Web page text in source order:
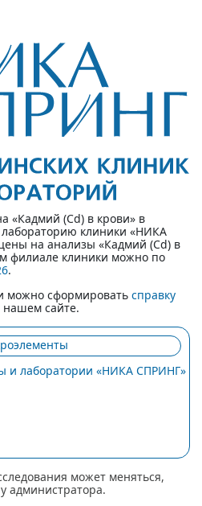
«Кадмий (Cd) в крови» в
клиники «НИКА
на анализы «Кадмий (Cd) в
филиале клиники можно по
.
можно сформировать справку
нашем сайте.
и лаборатории «НИКА СПРИНГ»
может меняться,
администратора.